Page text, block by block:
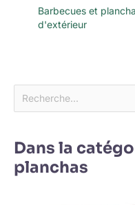
Barbecues et
d'extérieur
Dans la
planchas